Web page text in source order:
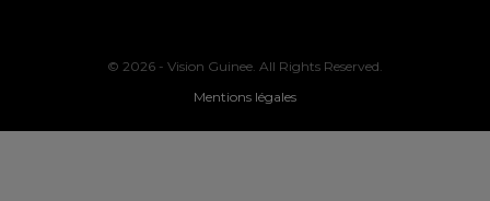
© 2026 - Vision Guinee. All Rights Reserved.
Mentions légales